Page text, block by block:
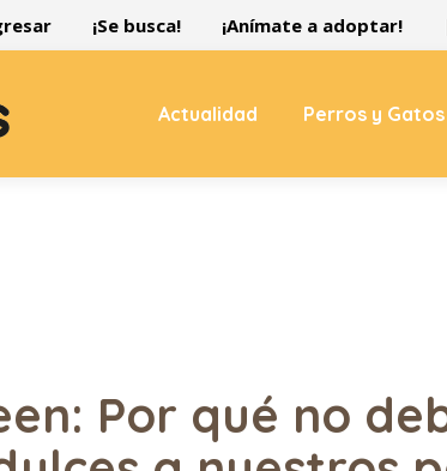
¡Se busca! ¡Anímate a adoptar!
Actualidad Perros y Gatos
Por qué no